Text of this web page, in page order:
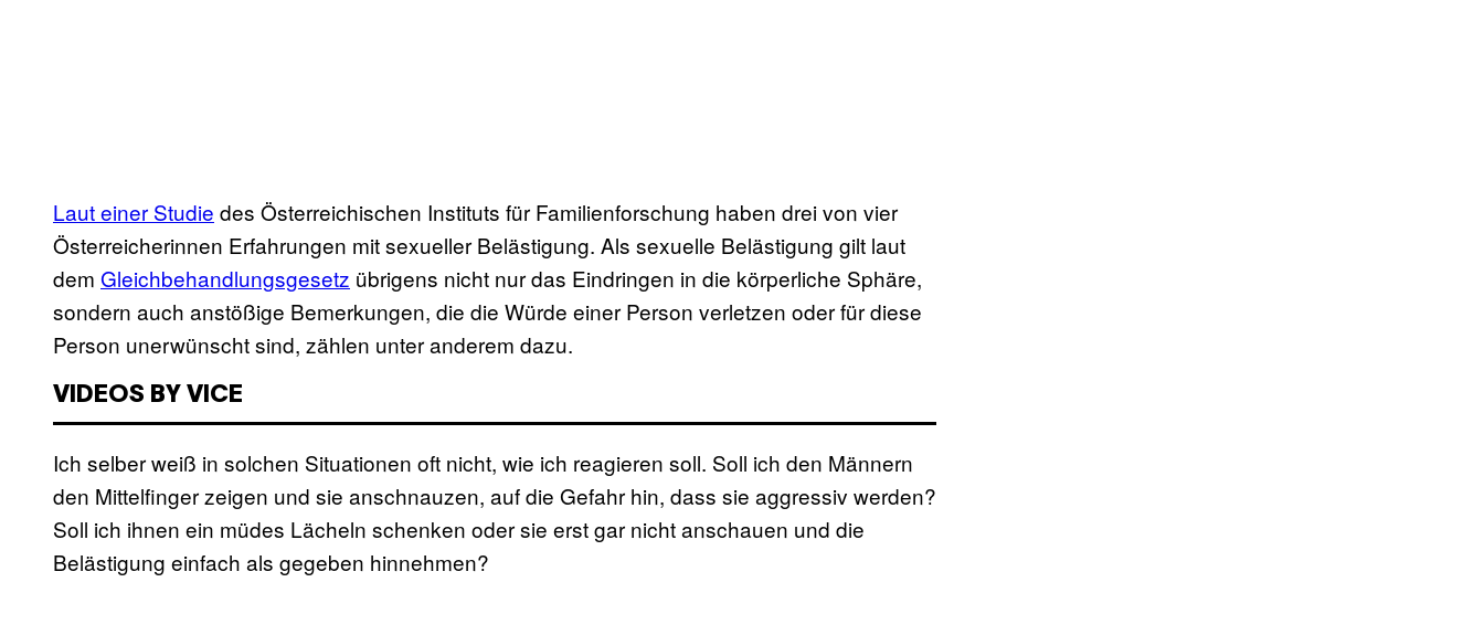
Laut einer Studie des Österreichischen Instituts für Familienforschung haben drei von vier
Österreicherinnen Erfahrungen mit sexueller Belästigung. Als sexuelle Belästigung gilt laut
dem Gleichbehandlungsgesetz übrigens nicht nur das Eindringen in die körperliche Sphäre,
sondern auch anstößige Bemerkungen, die die Würde einer Person verletzen oder für diese
Person unerwünscht sind, zählen unter anderem dazu.
VIDEOS BY VICE
Ich selber weiß in solchen Situationen oft nicht, wie ich reagieren soll. Soll ich den Männern
den Mittelfinger zeigen und sie anschnauzen, auf die Gefahr hin, dass sie aggressiv werden?
Soll ich ihnen ein müdes Lächeln schenken oder sie erst gar nicht anschauen und die
Belästigung einfach als gegeben hinnehmen?